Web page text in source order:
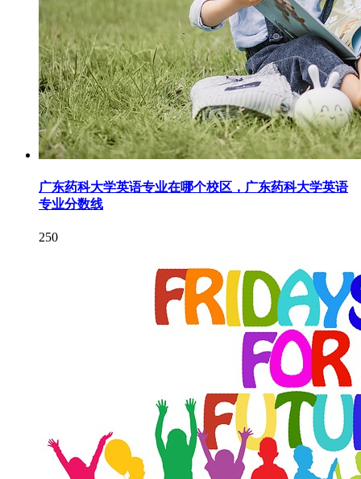
广东药科大学英语专业在哪个校区，广东药科大学英语
专业分数线
250